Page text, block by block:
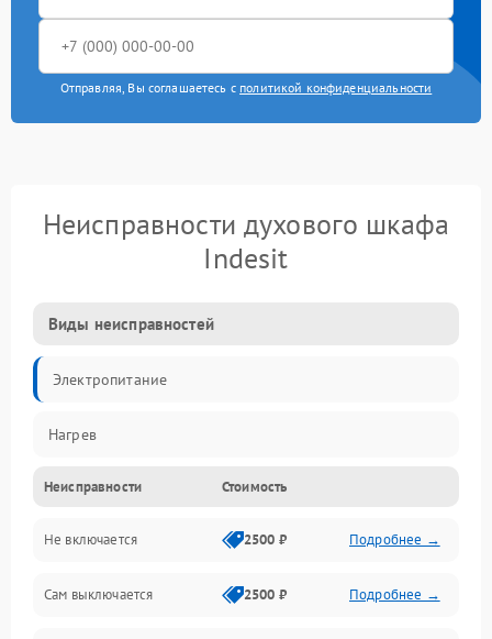
Отправляя, Вы соглашаетесь с политикой конфиденциальности
Неисправности духового шкафа
Indesit
Виды неисправностей
Электропитание
Нагрев
Неисправности Стоимость
Не включается 2500 ₽ Подробнее →
Сам выключается 2500 ₽ Подробнее →